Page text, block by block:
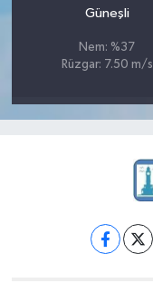
Güneşli
Nem: %37
Rüzgar: 7.50 m/s